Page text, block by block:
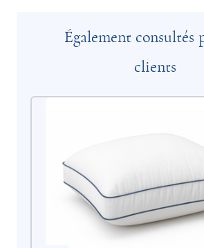
Également consultés
clients